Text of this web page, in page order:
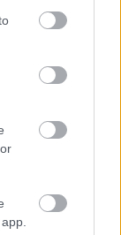
13
HEMARTI
SK